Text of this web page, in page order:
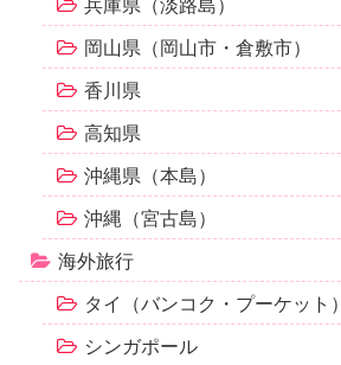
兵庫県（淡路島）
岡山県（岡山市・倉敷市）
香川県
高知県
沖縄県（本島）
沖縄（宮古島）
海外旅行
タイ（バンコク・プーケット）
シンガポール